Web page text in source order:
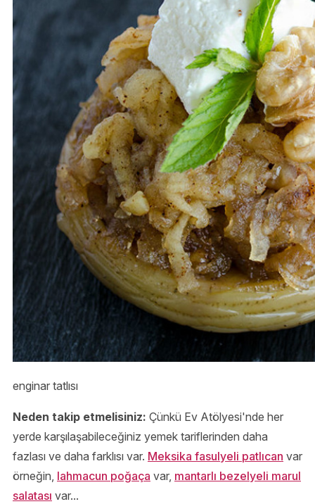
enginar tatlısı
Neden takip etmelisiniz: Çünkü Ev Atölyesi'nde her
yerde karşılaşabileceğiniz yemek tariflerinden daha
fazlası ve daha farklısı var. Meksika fasulyeli patlıcan var
örneğin, lahmacun poğaça var, mantarlı bezelyeli marul
salatası var...